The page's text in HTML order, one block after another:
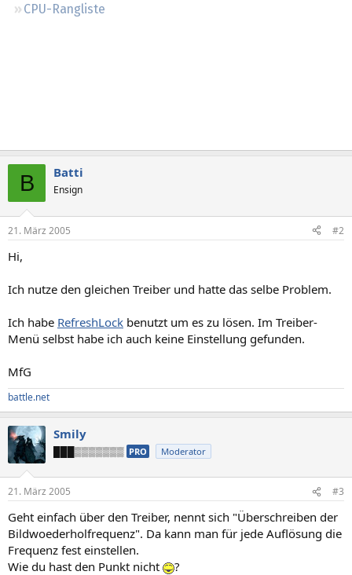
CPU-Rangliste
B Batti
Ensign
21. März 2005 #2
Hi,
Ich nutze den gleichen Treiber und hatte das selbe Problem.
Ich habe RefreshLock benutzt um es zu lösen. Im Treiber-
Menü selbst habe ich auch keine Einstellung gefunden.
MfG
battle.net
Smily
███▒▒▒▒▒▒▒ PRO Moderator
21. März 2005 #3
Geht einfach über den Treiber, nennt sich "Überschreiben der
Bildwoederholfrequenz". Da kann man für jede Auflösung die
Frequenz fest einstellen.
Wie du hast den Punkt nicht
?